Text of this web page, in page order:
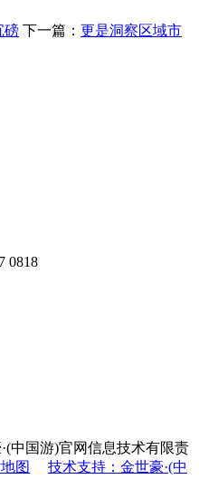
磅 下一篇： 更是洞察区域市
0818
中国游)官网信息技术有限责
图
技术支持：金世豪·(中